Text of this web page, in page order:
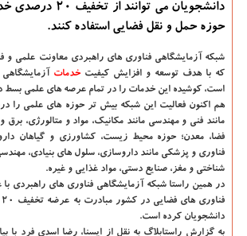
دانشجویان می
حوزه حمل و نقل فضایی استفاده كنند.
شبكه آزمایشگاهی فناوری های راهبردی معاونت علمی و
كه با هدف توسعه و افزایش كیفیت خدمات آزمایشگاهی
است، كوشیده این خدمات را در تمام عرصه های علمی بسط
هم اكنون فعالیت این شبكه بیش تر حوزه های علمی را
مانند فنی و مهندسی مانند مكانیك، مواد و متالورژی، برق
فضا، معدن؛ حوزه محیط زیست، كشاورزی و گیاهان
فناوری و پزشكی مانند داروسازی، سلول های بنیادی،
شناختی و مغز، صنایع دستی، مواد غذایی و غیره.
در همین راستا شبكه آزمایشگاهی فناوری های راهبردی
دانشجویان كرده است.
به گزارش راستابلاگ به نقل از ایسنا، رضا اسدی فرد با